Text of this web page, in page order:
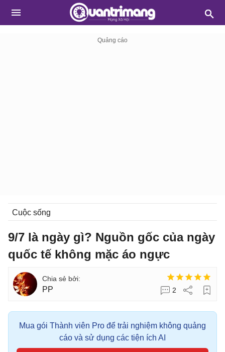
Cuộc sống
9/7 là ngày gì? Nguồn gốc của ngày
quốc tế không mặc áo ngực
2
PP
Mua gói Thành viên Pro để trải nghiệm không quảng
cáo và sử dụng các tiện ích AI